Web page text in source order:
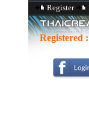
Register
Registered :